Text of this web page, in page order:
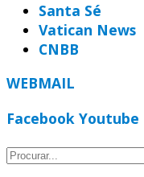
Santa Sé
Vatican News
CNBB
WEBMAIL
Facebook Youtube